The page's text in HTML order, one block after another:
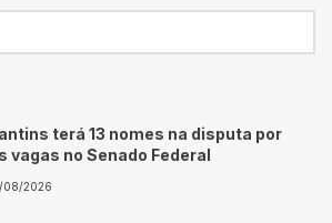
terá 13 nomes na disputa por
vagas no Senado Federal
08/2026